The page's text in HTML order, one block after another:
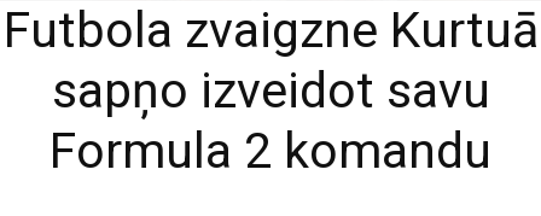
Futbola zvaigzne Kurtuā
sapņo izveidot savu
Formula 2 komandu